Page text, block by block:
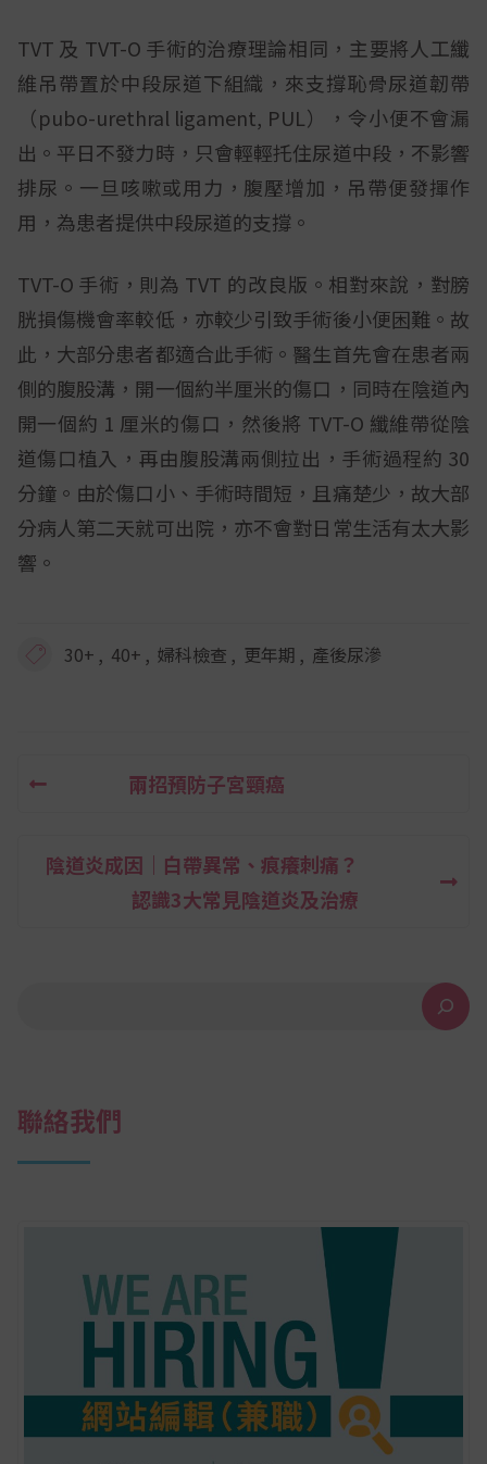
TVT 及 TVT-O 手術的治療理論相同，主要將人工纖
維吊帶置於中段尿道下組織，來支撐恥骨尿道韌帶
（pubo-urethral ligament, PUL），令小便不會漏
出。平日不發力時，只會輕輕托住尿道中段，不影響
排尿。一旦咳嗽或用力，腹壓增加，吊帶便發揮作
用，為患者提供中段尿道的支撐。
TVT-O 手術，則為 TVT 的改良版。相對來說，對膀
胱損傷機會率較低，亦較少引致手術後小便困難。故
此，大部分患者都適合此手術。醫生首先會在患者兩
側的腹股溝，開一個約半厘米的傷口，同時在陰道內
開一個約 1 厘米的傷口，然後將 TVT-O 纖維帶從陰
道傷口植入，再由腹股溝兩側拉出，手術過程約 30
分鐘。由於傷口小、手術時間短，且痛楚少，故大部
分病人第二天就可出院，亦不會對日常生活有太大影
響。
30+ , 40+ , 婦科檢查 , 更年期 , 產後尿滲
兩招預防子宮頸癌
陰道炎成因｜白帶異常、痕癢刺痛？
認識3大常見陰道炎及治療
聯絡我們